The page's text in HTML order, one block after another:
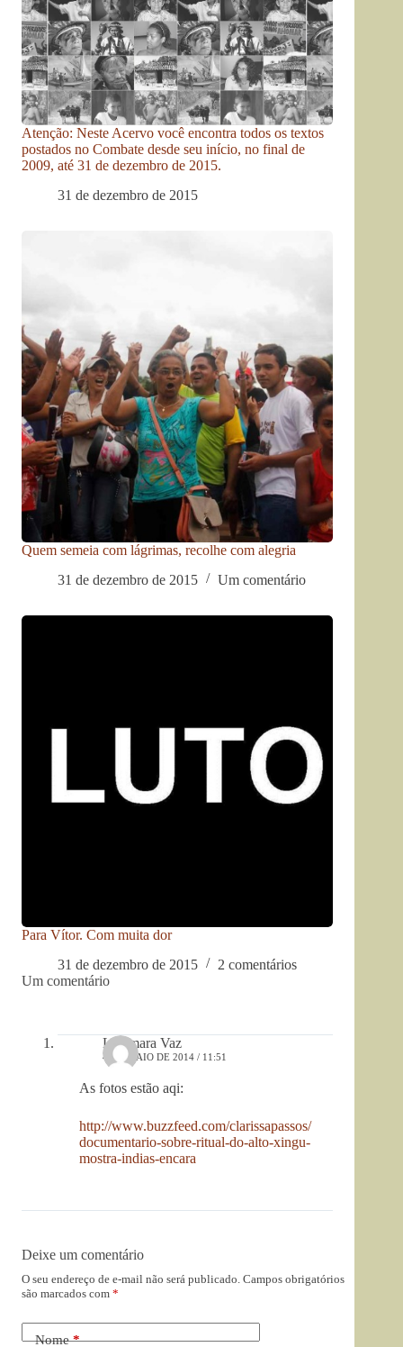
Atenção: Neste Acervo você encontra todos os textos
postados no Combate desde seu início, no final de
2009, até 31 de dezembro de 2015.
31 de dezembro de 2015
Quem semeia com lágrimas, recolhe com alegria
31 de dezembro de 2015
Um comentário
Para Vítor. Com muita dor
31 de dezembro de 2015
2 comentários
Um comentário
Lucimara Vaz
4 DE MAIO DE 2014 / 11:51
As fotos estão aqi:
http://www.buzzfeed.com/clarissapassos/
documentario-sobre-ritual-do-alto-xingu-
mostra-indias-encara
Deixe um comentário
O seu endereço de e-mail não será publicado. Campos obrigatórios
são marcados com *
Nome*